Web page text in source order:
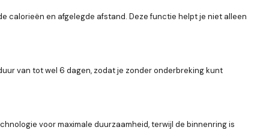
calorieën en afgelegde afstand. Deze functie helpt je niet alleen
van tot wel 6 dagen, zodat je zonder onderbreking kunt
voor maximale duurzaamheid, terwijl de binnenring is